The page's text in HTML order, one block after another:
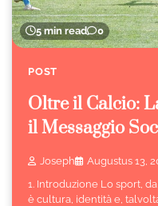
5 min read 0
POST
Oltre il Calcio:
il Messaggio
Joseph
Augustus 13,
1. Introduzione Lo sport,
è cultura, identità e,